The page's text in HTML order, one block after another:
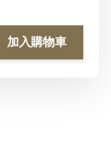
加入購物車